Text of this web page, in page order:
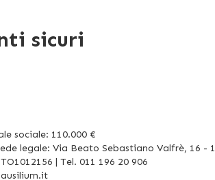
sicuri
sociale: 110.000 €
legale: Via Beato Sebastiano Valfrè, 16 -
| Tel. 011 196 20 906